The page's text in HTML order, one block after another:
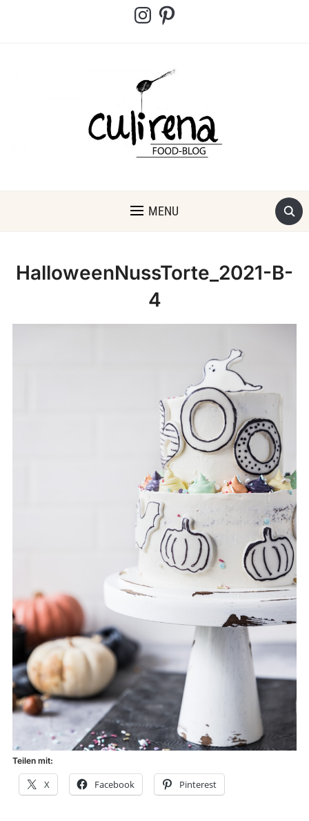
InstagramPinterest
MENU
HalloweenNussTorte_2021-B-
4
Teilen mit:
X Facebook Pinterest